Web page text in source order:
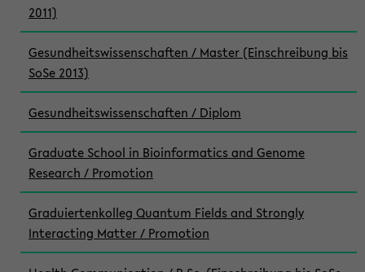
2011)
Gesundheitswissenschaften / Master (Einschreibung bis
SoSe 2013)
Gesundheitswissenschaften / Diplom
Graduate School in Bioinformatics and Genome
Research / Promotion
Graduiertenkolleg Quantum Fields and Strongly
Interacting Matter / Promotion